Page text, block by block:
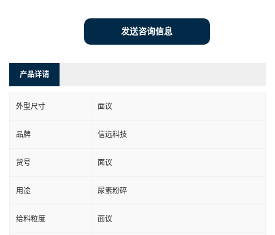
发送咨询信息
产品详请
外型尺寸 面议
品牌 信远科技
货号 面议
用途 尿素粉碎
给料粒度 面议